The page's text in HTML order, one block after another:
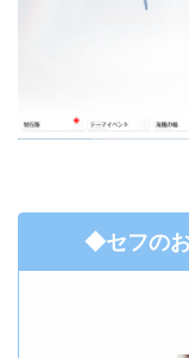
◆セフの